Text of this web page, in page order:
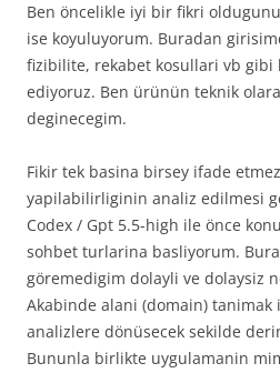
Ben öncelikle iyi bir fikri
ise koyuluyorum. Buradan
fizibilite, rekabet kosullari vb gibi
ediyoruz. Ben ürünün teknik
deginecegim.
Fikir tek basina birsey ifade
yapilabilirliginin analiz edilmesi
Codex / Gpt 5.5-high ile önce
sohbet turlarina basliyorum.
göremedigim dolayli ve dolaysiz
Akabinde alani (domain)
analizlere dönüsecek sekilde
Bununla birlikte uygulamanin